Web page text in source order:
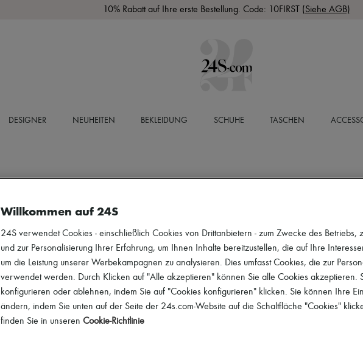
10% Rabatt auf Ihre erste Bestellung. Code: 10FIRST (Siehe AGB)
DESIGNER NEUHEITEN BEKLEIDUNG SCHUHE TASCHEN
Willkommen auf 24S
24S verwendet Cookies - einschließlich Cookies von Drittanbietern - zum Zwecke des Betriebs,
und zur Personalisierung Ihrer Erfahrung, um Ihnen Inhalte bereitzustellen, die auf Ihre
um die Leistung unserer Werbekampagnen zu analysieren. Dies umfasst Cookies, die zur
verwendet werden. Durch Klicken auf "Alle akzeptieren" können Sie alle Cookies akzeptieren.
konfigurieren oder ablehnen, indem Sie auf "Cookies konfigurieren" klicken. Sie können Ihre
ändern, indem Sie unten auf der Seite der 24s.com-Website auf die Schaltfläche "Cookies"
finden Sie in unseren Cookie-Richtlinie